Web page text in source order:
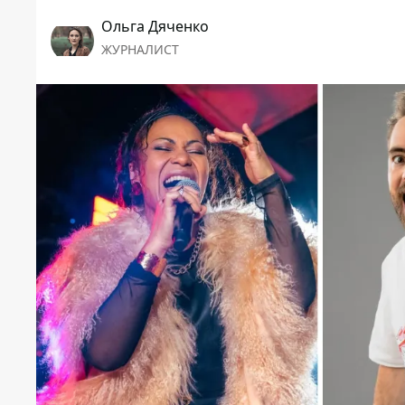
Ольга Дяченко
ЖУРНАЛИСТ